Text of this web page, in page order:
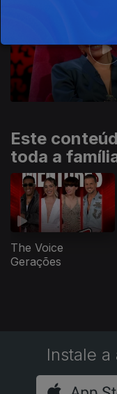
Este
toda a
The Voice
Gerações
Instale a